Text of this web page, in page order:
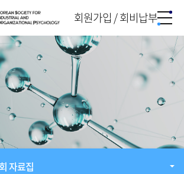
회원가입 / 회비납부
자료집